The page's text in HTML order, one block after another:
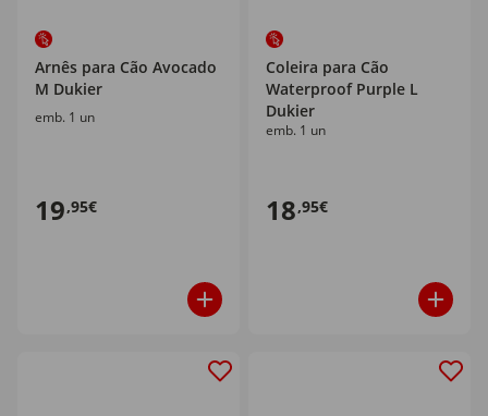
Arnês para Cão Avocado
M Dukier
emb. 1 un
19,95€
Coleira para Cão
Waterproof Purple L
Dukier
emb. 1 un
18,95€